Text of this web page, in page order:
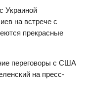
Украиной
на встрече с
прекрасные
переговоры с США
на пресс-